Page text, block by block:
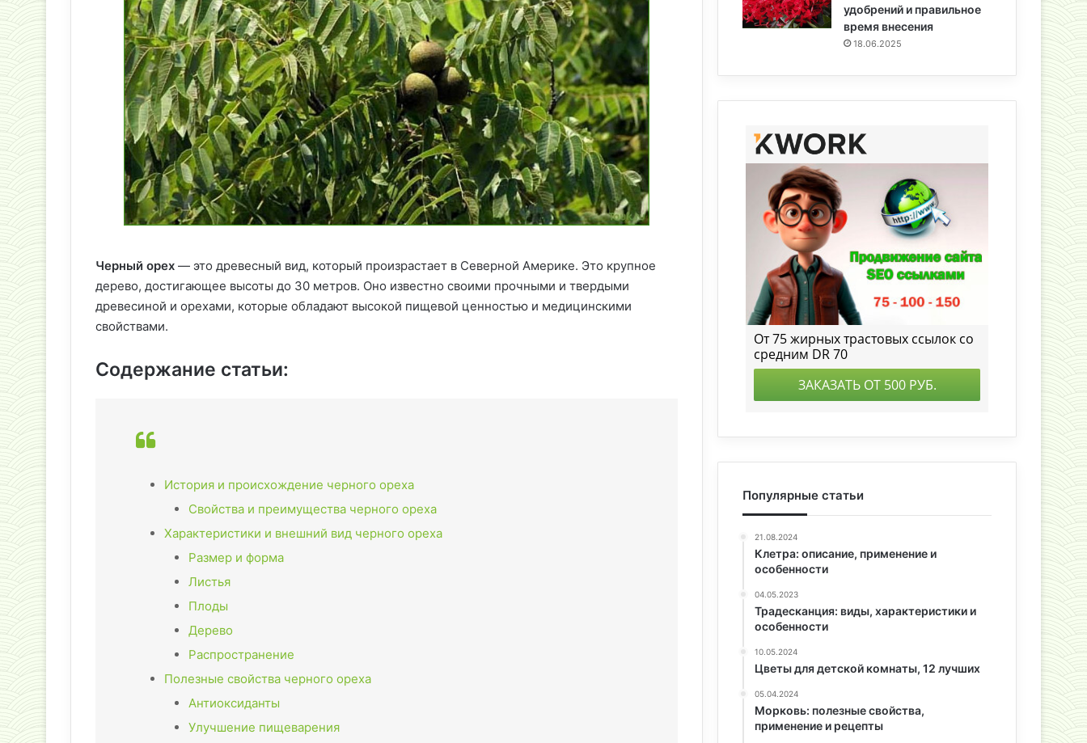
Черный орех — это древесный вид, который произрастает в Северной Америке. Это крупное
дерево, достигающее высоты до 30 метров. Оно известно своими прочными и твердыми
древесиной и орехами, которые обладают высокой пищевой ценностью и медицинскими
свойствами.
Содержание статьи:
История и происхождение черного ореха
Свойства и преимущества черного ореха
Характеристики и внешний вид черного ореха
Размер и форма
Листья
Плоды
Дерево
Распространение
Полезные свойства черного ореха
Антиоксиданты
Улучшение пищеварения
удобрений и правильное
время внесения
18.06.2025
Популярные статьи
21.08.2024
Клетра: описание, применение и
особенности
04.05.2023
Традесканция: виды, характеристики и
особенности
10.05.2024
Цветы для детской комнаты, 12 лучших
05.04.2024
Морковь: полезные свойства,
применение и рецепты